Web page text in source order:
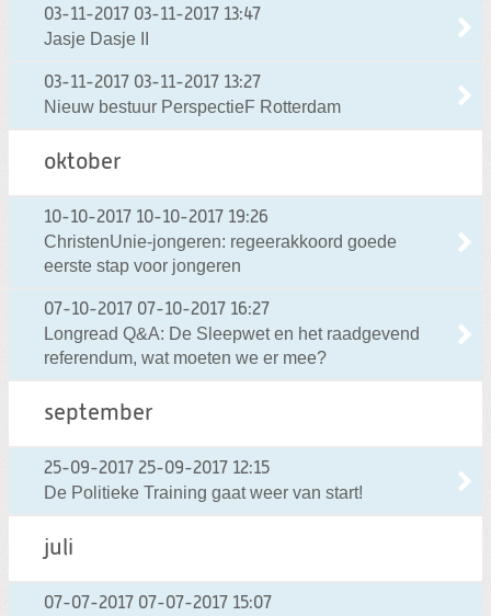
03-11-2017 03-11-2017 13:47
Jasje Dasje II
03-11-2017 03-11-2017 13:27
Nieuw bestuur PerspectieF Rotterdam
oktober
10-10-2017 10-10-2017 19:26
ChristenUnie-jongeren: regeerakkoord goede
eerste stap voor jongeren
07-10-2017 07-10-2017 16:27
Longread Q&A: De Sleepwet en het raadgevend
referendum, wat moeten we er mee?
september
25-09-2017 25-09-2017 12:15
De Politieke Training gaat weer van start!
juli
07-07-2017 07-07-2017 15:07